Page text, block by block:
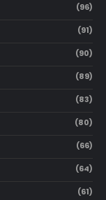
(96)
(91)
(90)
(89)
(83)
(80)
(66)
(64)
(61)